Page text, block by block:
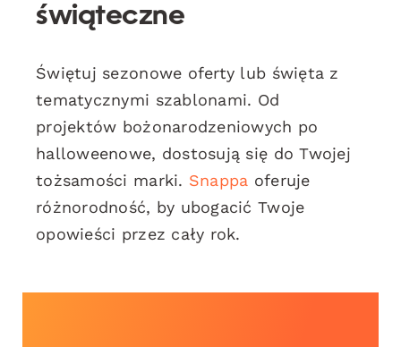
świąteczne
Świętuj sezonowe oferty lub święta z
tematycznymi szablonami. Od
projektów bożonarodzeniowych po
halloweenowe, dostosują się do Twojej
tożsamości marki. Snappa oferuje
różnorodność, by ubogacić Twoje
opowieści przez cały rok.